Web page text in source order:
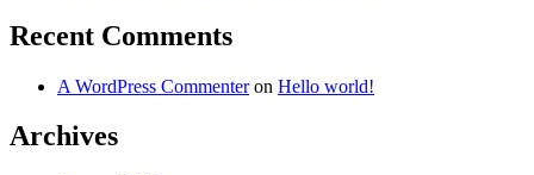
Recent Comments
A WordPress Commenteron Hello world!
Archives